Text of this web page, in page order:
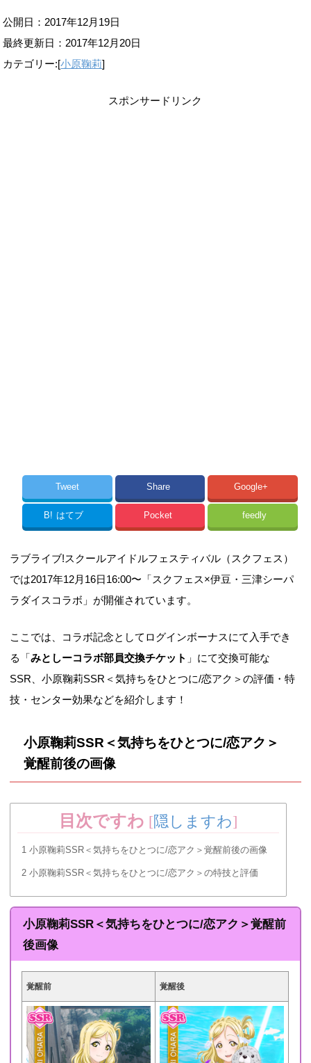
公開日：2017年12月19日
最終更新日： 2017年12月20日
カテゴリー:[小原鞠莉]
スポンサードリンク
Tweet Share Google+
B! はてブ Pocket feedly
ラブライブ!スクールアイドルフェスティバル（スクフェス）
では2017年12月16日16:00〜「スクフェス×伊豆・三津シーパ
ラダイスコラボ」が開催されています。
ここでは、コラボ記念としてログインボーナスにて入手でき
る「みとしーコラボ部員交換チケット 」にて交換可能な
SSR、小原鞠莉SSR＜気持ちをひとつに/恋アク＞の評価・特
技・センター効果などを紹介します！
小原鞠莉SSR＜気持ちをひとつに/恋アク＞
覚醒前後の画像
目次ですわ [隠しますわ]
1 小原鞠莉SSR＜気持ちをひとつに/恋アク＞覚醒前後の画像
2 小原鞠莉SSR＜気持ちをひとつに/恋アク＞の特技と評価
小原鞠莉SSR＜気持ちをひとつに/恋アク＞覚醒前
後画像
覚醒前 覚醒後